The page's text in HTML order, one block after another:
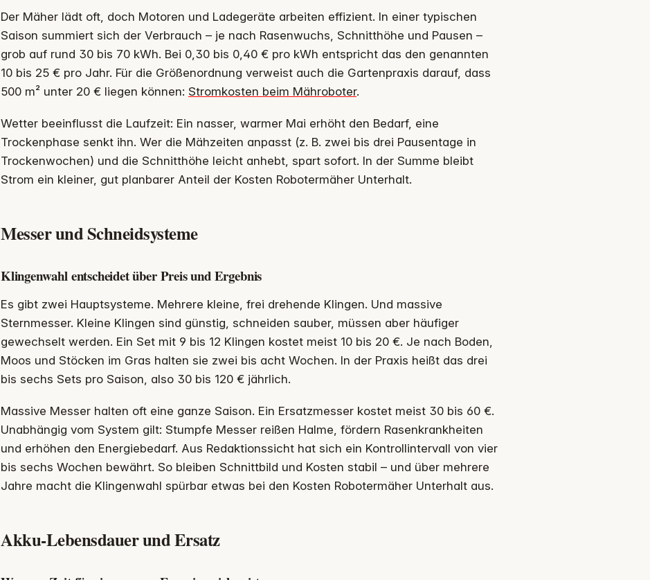
Der Mäher lädt oft, doch Motoren und Ladegeräte arbeiten effizient. In einer typischen
Saison summiert sich der Verbrauch – je nach Rasenwuchs, Schnitthöhe und Pausen –
grob auf rund 30 bis 70 kWh. Bei 0,30 bis 0,40 € pro kWh entspricht das den genannten
10 bis 25 € pro Jahr. Für die Größenordnung verweist auch die Gartenpraxis darauf, dass
500 m² unter 20 € liegen können: Stromkosten beim Mähroboter.
Wetter beeinflusst die Laufzeit: Ein nasser, warmer Mai erhöht den Bedarf, eine
Trockenphase senkt ihn. Wer die Mähzeiten anpasst (z. B. zwei bis drei Pausentage in
Trockenwochen) und die Schnitthöhe leicht anhebt, spart sofort. In der Summe bleibt
Strom ein kleiner, gut planbarer Anteil der Kosten Robotermäher Unterhalt.
Messer und Schneidsysteme
Klingenwahl entscheidet über Preis und Ergebnis
Es gibt zwei Hauptsysteme. Mehrere kleine, frei drehende Klingen. Und massive
Sternmesser. Kleine Klingen sind günstig, schneiden sauber, müssen aber häufiger
gewechselt werden. Ein Set mit 9 bis 12 Klingen kostet meist 10 bis 20 €. Je nach Boden,
Moos und Stöcken im Gras halten sie zwei bis acht Wochen. In der Praxis heißt das drei
bis sechs Sets pro Saison, also 30 bis 120 € jährlich.
Massive Messer halten oft eine ganze Saison. Ein Ersatzmesser kostet meist 30 bis 60 €.
Unabhängig vom System gilt: Stumpfe Messer reißen Halme, fördern Rasenkrankheiten
und erhöhen den Energiebedarf. Aus Redaktionssicht hat sich ein Kontrollintervall von vier
bis sechs Wochen bewährt. So bleiben Schnittbild und Kosten stabil – und über mehrere
Jahre macht die Klingenwahl spürbar etwas bei den Kosten Robotermäher Unterhalt aus.
Akku-Lebensdauer und Ersatz